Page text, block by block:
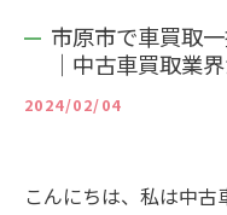
市原市で車買取
｜中古車買取業
2024/02/04
こんにちは、私は中